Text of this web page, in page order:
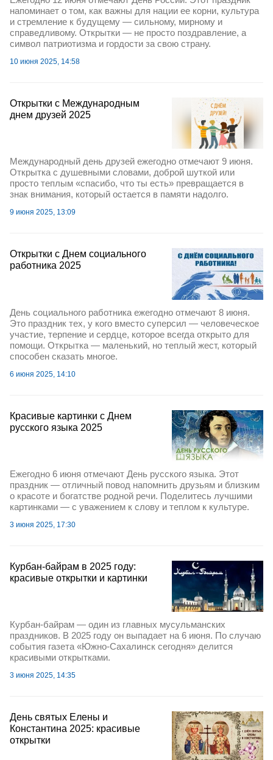
напоминает о том, как важны для нации ее корни, культура
и стремление к будущему — сильному, мирному и
справедливому. Открытки — не просто поздравление, а
символ патриотизма и гордости за свою страну.
10 июня 2025, 14:58
Открытки с Международным
днем друзей 2025
Международный день друзей ежегодно отмечают 9 июня.
Открытка с душевными словами, доброй шуткой или
просто теплым «спасибо, что ты есть» превращается в
знак внимания, который остается в памяти надолго.
9 июня 2025, 13:09
Открытки с Днем социального
работника 2025
День социального работника ежегодно отмечают 8 июня.
Это праздник тех, у кого вместо суперсил — человеческое
участие, терпение и сердце, которое всегда открыто для
помощи. Открытка — маленький, но теплый жест, который
способен сказать многое.
6 июня 2025, 14:10
Красивые картинки с Днем
русского языка 2025
Ежегодно 6 июня отмечают День русского языка. Этот
праздник — отличный повод напомнить друзьям и близким
о красоте и богатстве родной речи. Поделитесь лучшими
картинками — с уважением к слову и теплом к культуре.
3 июня 2025, 17:30
Курбан-байрам в 2025 году:
красивые открытки и картинки
Курбан-байрам — один из главных мусульманских
праздников. В 2025 году он выпадает на 6 июня. По случаю
события газета «Южно-Сахалинск сегодня» делится
красивыми открытками.
3 июня 2025, 14:35
День святых Елены и
Константина 2025: красивые
открытки